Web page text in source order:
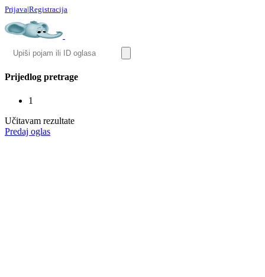
Prijava|Registracija
Prijedlog pretrage
1
Učitavam rezultate
Predaj oglas